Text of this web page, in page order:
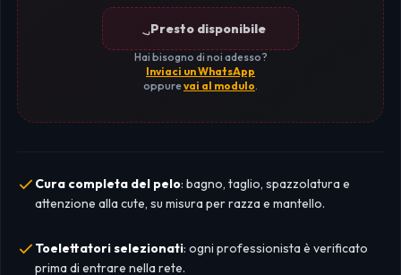
Presto disponibile
Hai bisogno di noi adesso?
Inviaci un WhatsApp
oppurevai al modulo.
Cura completa del pelo: bagno, taglio, spazzolatura e
attenzione alla cute, su misura per razza e mantello.
Toelettatori selezionati: ogni professionista è verificato
prima di entrare nella rete.